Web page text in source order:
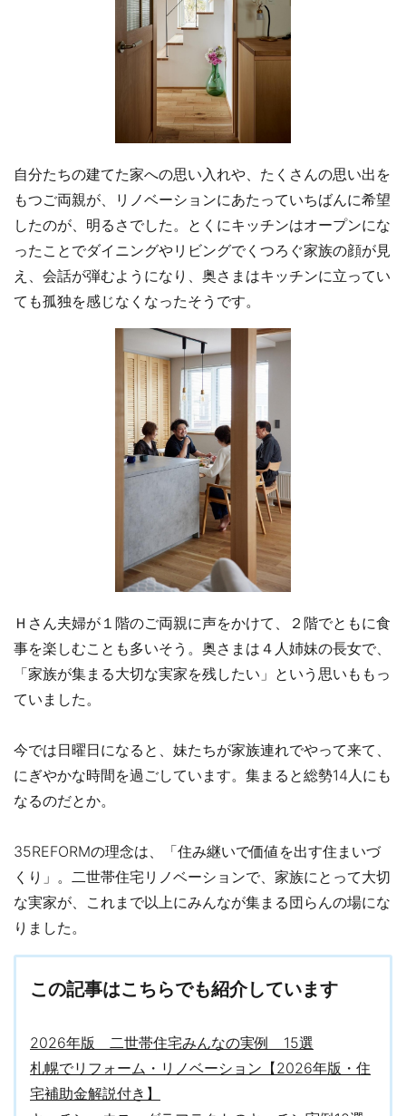
自分たちの建てた家への思い入れや、たくさんの思い出を
もつご両親が、リノベーションにあたっていちばんに希望
したのが、明るさでした。とくにキッチンはオープンにな
ったことでダイニングやリビングでくつろぐ家族の顔が見
え、会話が弾むようになり、奥さまはキッチンに立ってい
ても孤独を感じなくなったそうです。
Ｈさん夫婦が１階のご両親に声をかけて、２階でともに食
事を楽しむことも多いそう。奥さまは４人姉妹の長女で、
「家族が集まる大切な実家を残したい」という思いももっ
ていました。
今では日曜日になると、妹たちが家族連れでやって来て、
にぎやかな時間を過ごしています。集まると総勢14人にも
なるのだとか。
35REFORMの理念は、「住み継いで価値を出す住まいづ
くり」。二世帯住宅リノベーションで、家族にとって大切
な実家が、これまで以上にみんなが集まる団らんの場にな
りました。
この記事はこちらでも紹介しています
2026年版 二世帯住宅みんなの実例 15選
札幌でリフォーム・リノベーション【2026年版・住
宅補助金解説付き】